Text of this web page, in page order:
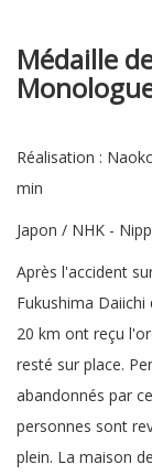
Médaille
Réalisation :
Japon / NHK -
Après l'accident
Fukushima
20 km ont reçu
resté sur place.
abandonnés par
personnes sont
plein. La maison